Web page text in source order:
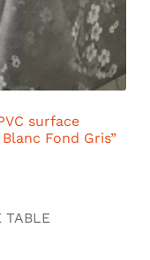
surface
Fond Gris”
TABLE